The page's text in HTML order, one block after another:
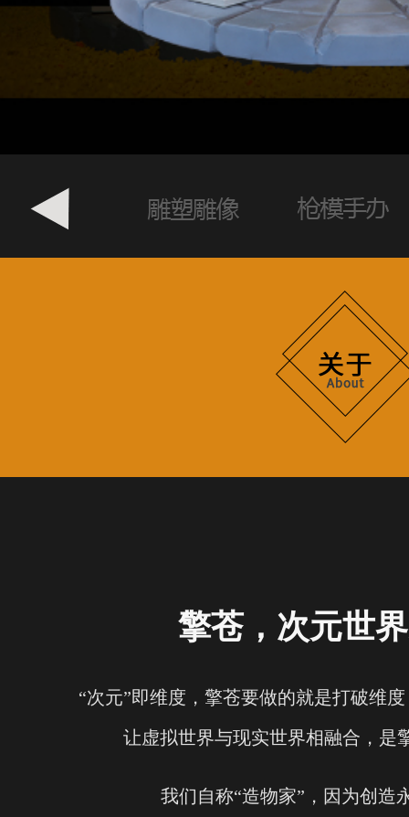
擎苍，次元世
“次元”即维度，擎苍要做的就是打破维
让虚拟世界与现实世界相融合，是
我们自称“造物家”，因为创造